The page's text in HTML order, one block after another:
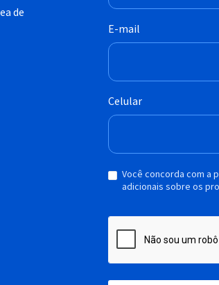
de
E-mail
Celular
Você concorda com a
adicionais sobre os